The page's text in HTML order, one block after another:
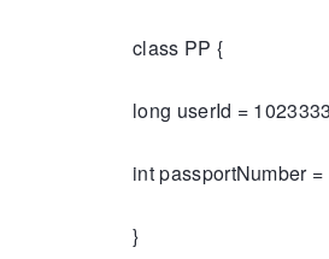
class PP {
long userId =
int passportNumber
}